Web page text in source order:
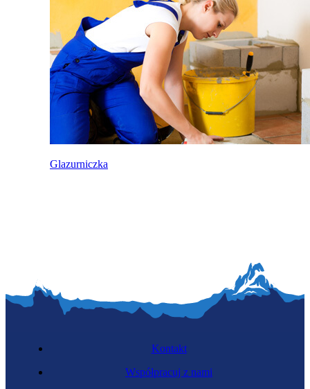
Glazurniczka
Kontakt
Współpracuj z nami